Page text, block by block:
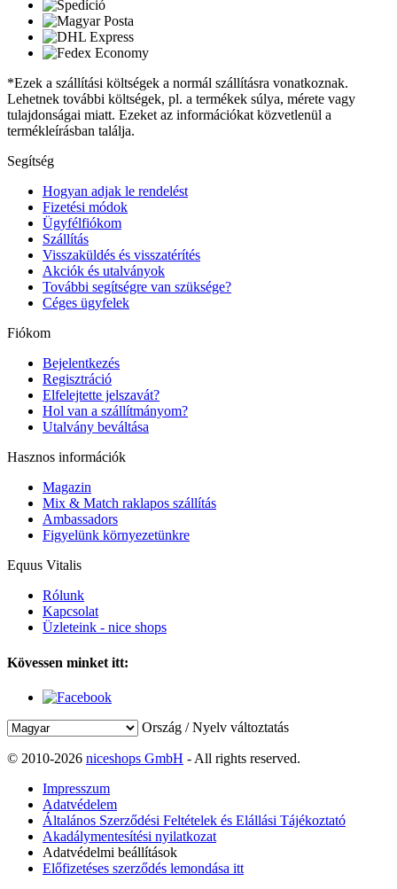
*Ezek a szállítási költségek a normál szállításra vonatkoznak.
Lehetnek további költségek, pl. a termékek súlya, mérete vagy
tulajdonságai miatt. Ezeket az információkat közvetlenül a
termékleírásban találja.
Segítség
Hogyan adjak le rendelést
Fizetési módok
Ügyfélfiókom
Szállítás
Visszaküldés és visszatérítés
Akciók és utalványok
További segítségre van szüksége?
Céges ügyfelek
Fiókom
Bejelentkezés
Regisztráció
Elfelejtette jelszavát?
Hol van a szállítmányom?
Utalvány beváltása
Hasznos információk
Magazin
Mix & Match raklapos szállítás
Ambassadors
Figyelünk környezetünkre
Equus Vitalis
Rólunk
Kapcsolat
Üzleteink - nice shops
Kövessen minket itt:
Ország / Nyelv változtatás
© 2010-2026 niceshops GmbH - All rights reserved.
Impresszum
Adatvédelem
Általános Szerződési Feltételek és Elállási Tájékoztató
Akadálymentesítési nyilatkozat
Adatvédelmi beállítások
Előfizetéses szerződés lemondása itt